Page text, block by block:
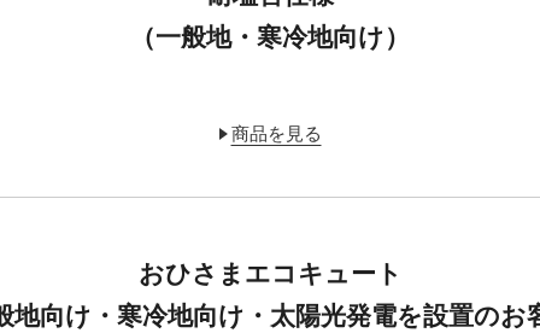
（一般地・寒冷地向け）
商品を見る
おひさまエコキュート
地向け・寒冷地向け・太陽光発電を設置のお